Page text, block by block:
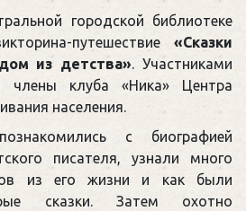
городской библиотеке
путешествие «Сказки
из детства». Участниками
члены клуба «Ника» Центра
населения.
с биографией
писателя, узнали много
из его жизни и как были
сказки. Затем охотно